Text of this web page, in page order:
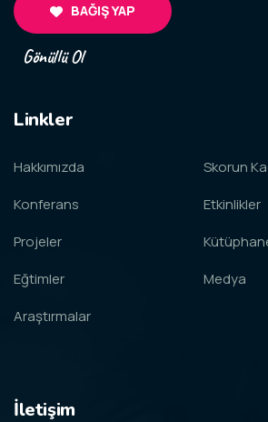
BAĞIŞ YAP
Gönüllü Ol
Linkler
Hakkımızda
Konferans
Projeler
Eğtimler
Araştırmalar
Skorun
Etkinlikler
Medya
İletişim